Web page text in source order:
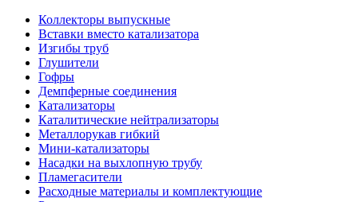
Коллекторы выпускные
Вставки вместо катализатора
Изгибы труб
Глушители
Гофры
Демпферные соединения
Катализаторы
Каталитические нейтрализаторы
Металлорукав гибкий
Мини-катализаторы
Насадки на выхлопную трубу
Пламегасители
Расходные материалы и комплектующие